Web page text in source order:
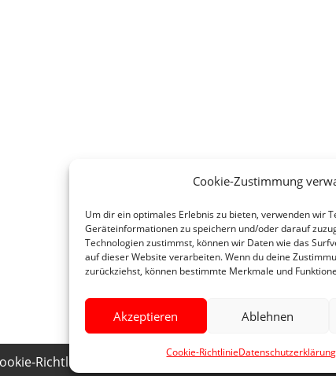
Cookie-Zustimmung
Um dir ein optimales Erlebnis zu bieten, verwenden wir
Geräteinformationen zu speichern und/oder darauf
Technologien zustimmst, können wir Daten wie das
auf dieser Website verarbeiten. Wenn du deine
zurückziehst, können bestimmte Merkmale und
Akzeptieren Ablehnen
Cookie-RichtlinieDatenschutzerklärung
Richtlinie (EU)